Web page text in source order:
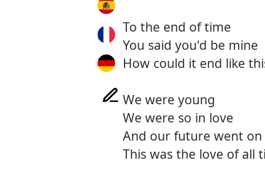
To the end of time
You said you'd be mine
How could it end like
We were young
We were so in love
And our future went on
This was the love of all